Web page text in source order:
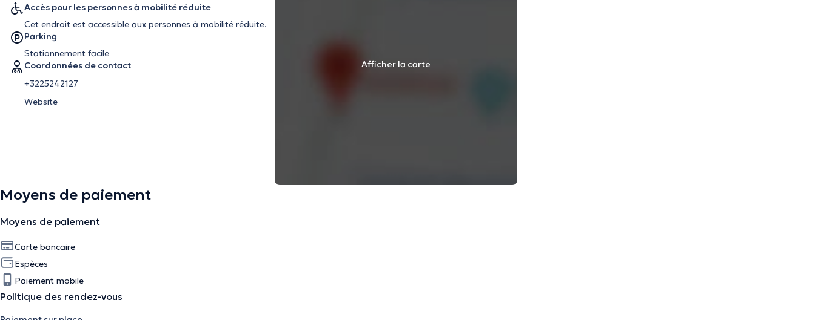
Accès pour les personnes à mobilité réduite
Cet endroit est accessible aux personnes à mobilité réduite.
Parking
Stationnement facile
Coordonnées de contact
+3225242127
Website
Afficher la carte
Moyens de paiement
Moyens de paiement
Carte bancaire
Espèces
Paiement mobile
Politique des rendez-vous